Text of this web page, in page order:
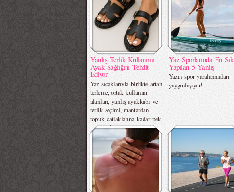
Yanlış Terlik Kullanımı
Ayak Sağlığını Tehdit
Ediyor
Yaz sıcaklarıyla birlikte artan
terleme, ortak kullanım
alanları, yanlış ayakkabı ve
terlik seçimi, mantardan
topuk çatlaklarına kadar pek
çok ayak sorununa zemin
hazırlıyor.
Yaz Sporlarında En Sık
Yapılan 5 Yanlış!
Yazın spor yaralanmaları
yaygınlaşıyor!